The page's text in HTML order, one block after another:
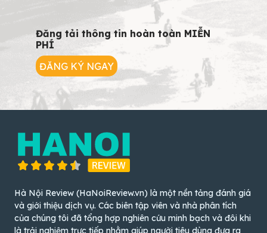
Đăng tải thông tin hoàn toàn MIỄN
PHÍ
ĐĂNG KÝ NGAY
Hà Nội Review (HaNoiReview.vn) là một nền tảng đánh giá
và giới thiệu dịch vụ. Các biên tập viên và nhà phân tích
của chúng tôi đã tổng hợp nghiên cứu minh bạch và đôi khi
là trải nghiệm trực tiếp nhằm giúp người tiêu dùng đưa ra